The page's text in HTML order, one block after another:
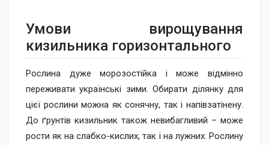
Умови вирощува​ння
кизильника горизонтального
Рослина дуже морозостійка і може відмінно
переживати українські зими. Обирати ділянку для
цієї рослини можна як сонячну, так і напівзатінену.
До ґрунтів кизильник також невибагливий – може
рости як на слабко-кислих, так і на лужних. Рослину